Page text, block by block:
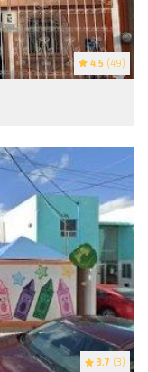
4.5 (49)
3.7 (3)